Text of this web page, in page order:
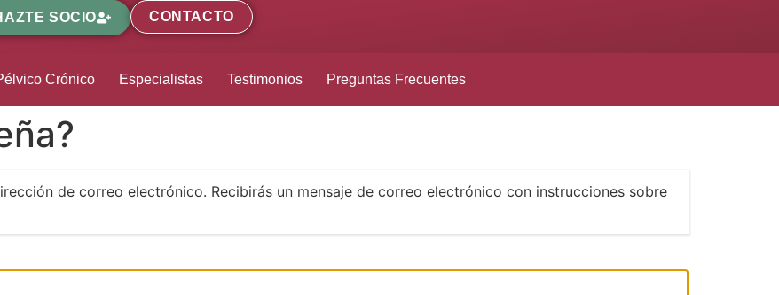
SOCIO CONTACTO
Crónico Especialistas Testimonios Preguntas Frecuentes
de correo electrónico. Recibirás un mensaje de correo electrónico con instrucciones sobre